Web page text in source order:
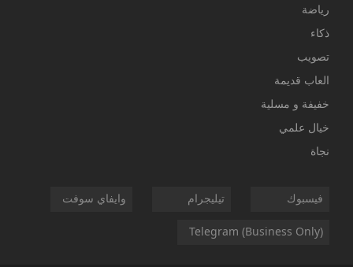
رياضة
ذكاء
تصويب
العاب قديمة
خفيفة و مسلية
خيال علمي
نجاة
فيسبوك تيليجرام وايفاي سوفت
Telegram (Business Only)